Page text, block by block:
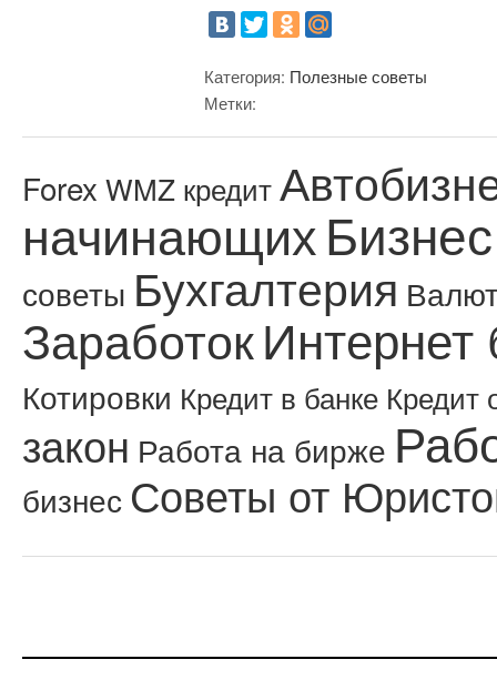
Категория: Полезные советы
Метки:
Forex WMZ кредит
начинающих
советы Бухгалтерия
ЗаработокИнтернет
Котировки Кредит в банке Кредит
закон Работа на бирже
бизнес Советы от